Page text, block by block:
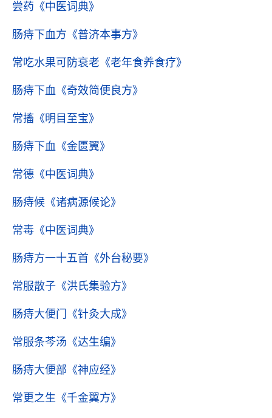
尝药 《中医词典》
肠痔下血方 《普济本事方》
常吃水果可防衰老 《老年食养食疗》
肠痔下血 《奇效简便良方》
常搐 《明目至宝》
肠痔下血 《金匮翼》
常德 《中医词典》
肠痔候 《诸病源候论》
常毒 《中医词典》
肠痔方一十五首 《外台秘要》
常服散子 《洪氏集验方》
肠痔大便门 《针灸大成》
常服条芩汤 《达生编》
肠痔大便部 《神应经》
常更之生 《千金翼方》